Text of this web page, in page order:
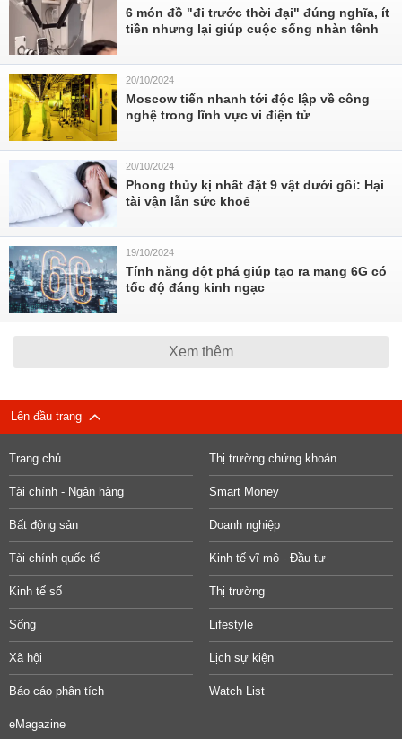
6 món đồ "đi trước thời đại" đúng nghĩa, ít
tiền nhưng lại giúp cuộc sống nhàn tênh
20/10/2024
Moscow tiến nhanh tới độc lập về công
nghệ trong lĩnh vực vi điện tử
20/10/2024
Phong thủy kị nhất đặt 9 vật dưới gối: Hại
tài vận lẫn sức khoẻ
19/10/2024
Tính năng đột phá giúp tạo ra mạng 6G có
tốc độ đáng kinh ngạc
Xem thêm
Lên đầu trang
Trang chủ Thị trường chứng khoán
Tài chính - Ngân hàng Smart Money
Bất động sản Doanh nghiệp
Tài chính quốc tế Kinh tế vĩ mô - Đầu tư
Kinh tế số Thị trường
Sống Lifestyle
Xã hội Lịch sự kiện
Báo cáo phân tích Watch List
eMagazine